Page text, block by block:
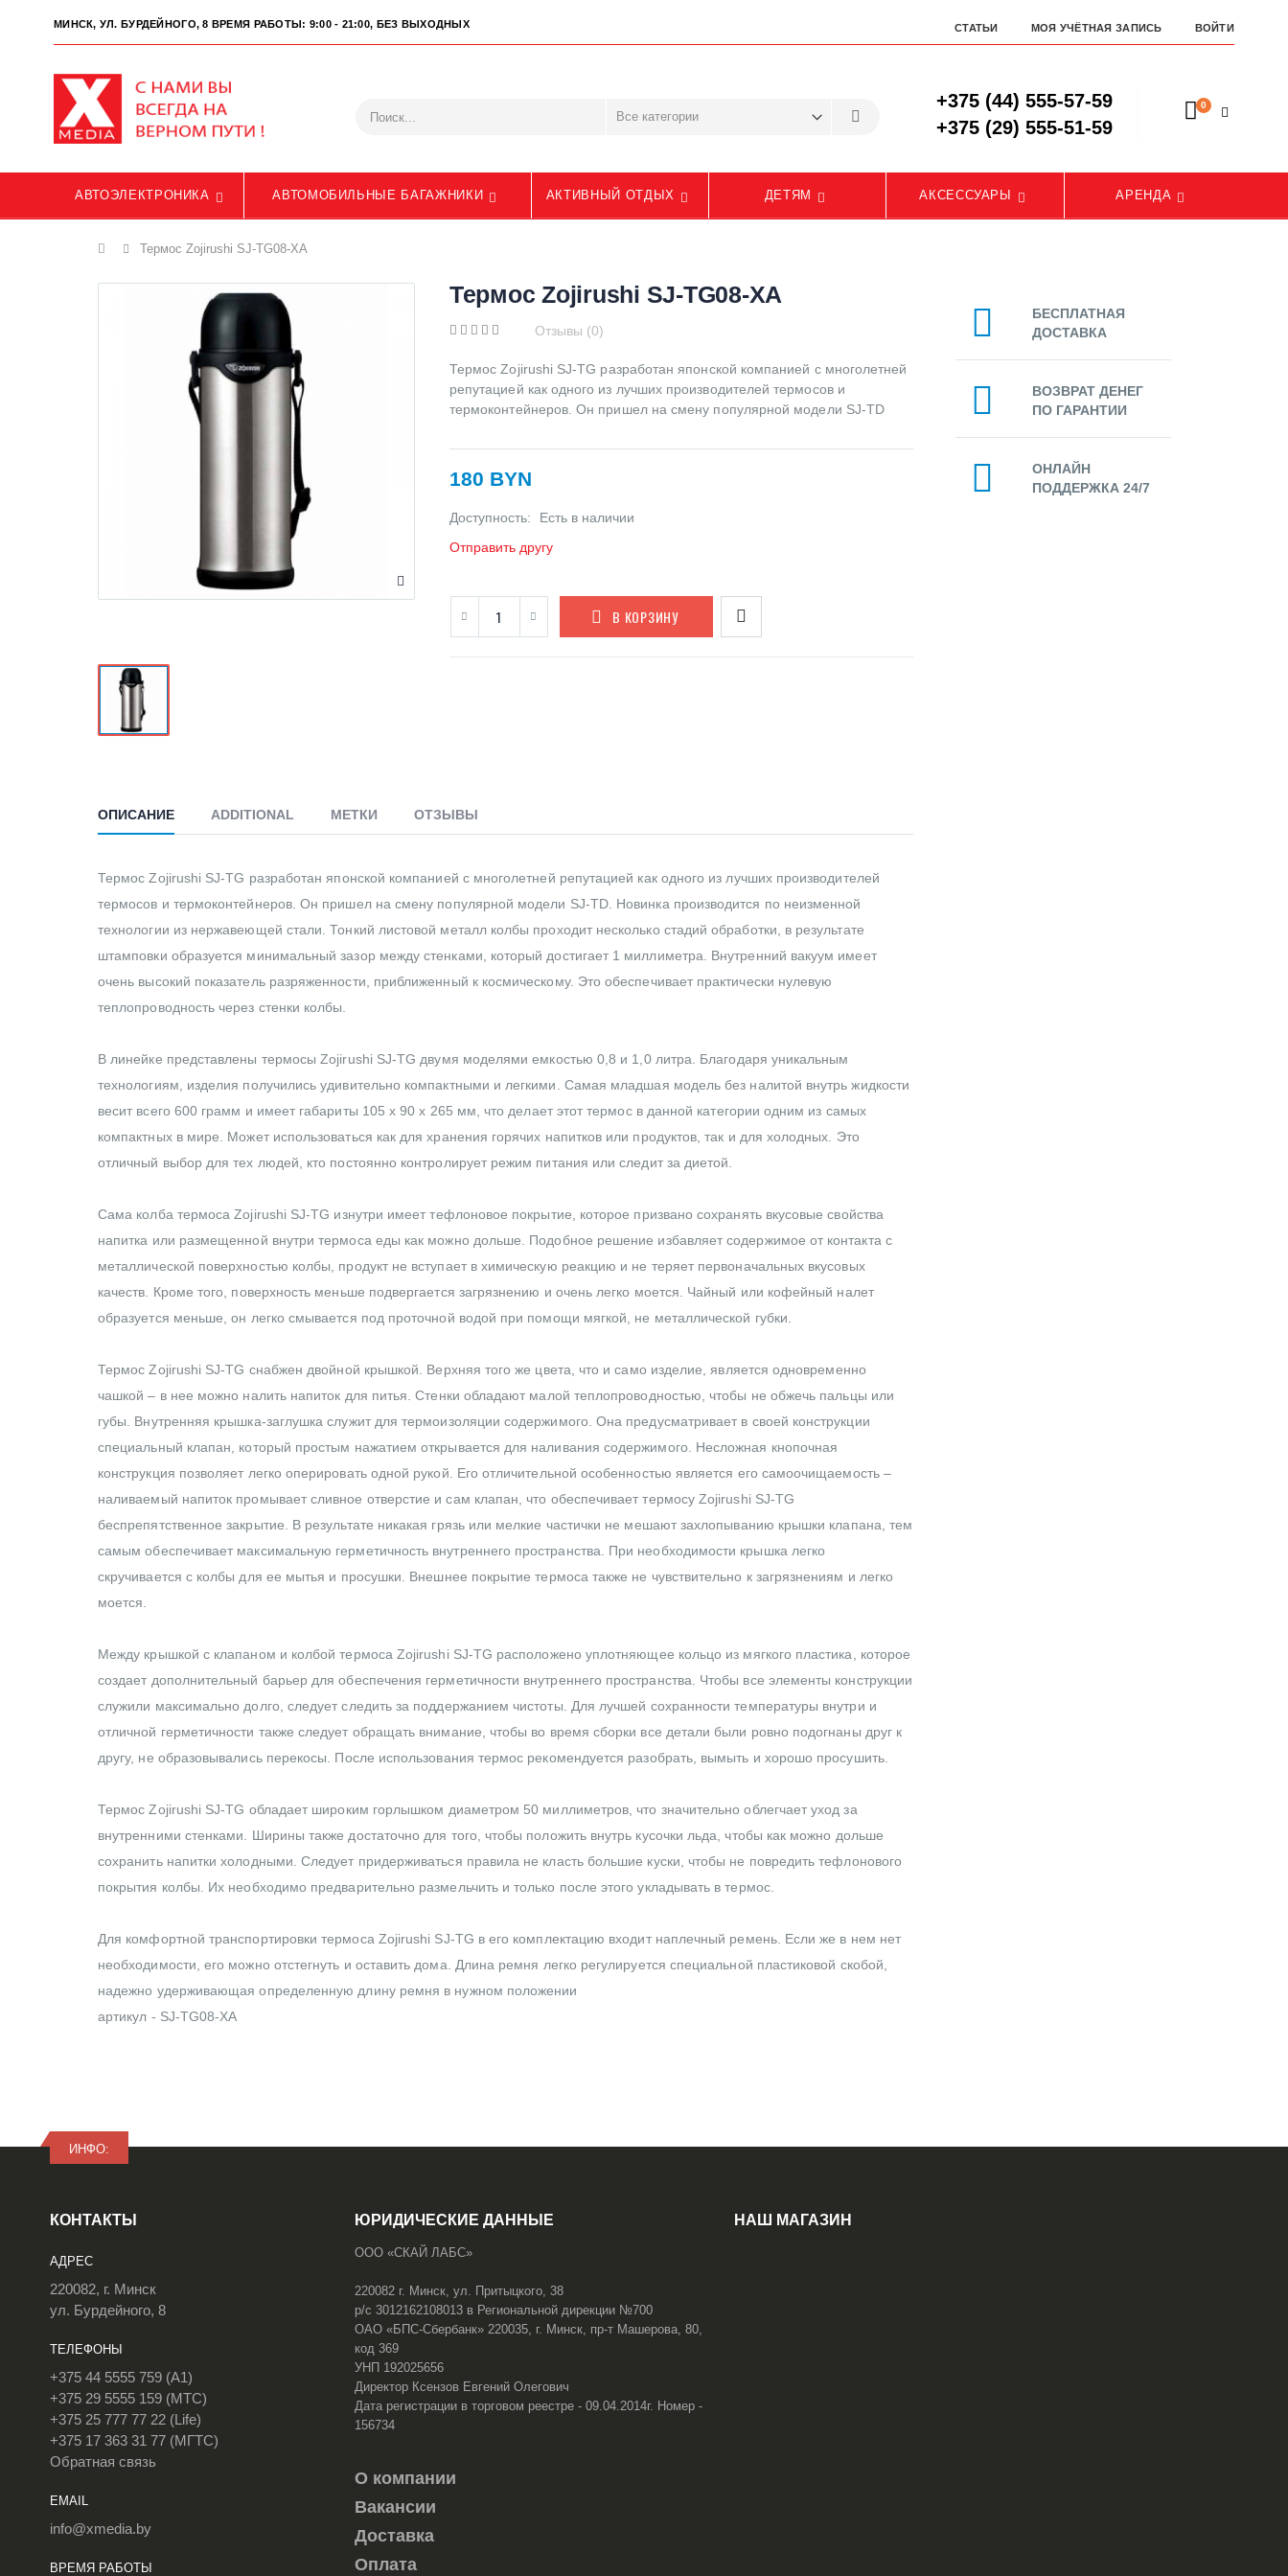
МИНСК, УЛ. БУРДЕЙНОГО, 8 ВРЕМЯ РАБОТЫ: 9:00 - 21:00, БЕЗ ВЫХОДНЫХ СТАТЬИ МОЯ УЧЁТНАЯ ЗАПИСЬ ВОЙТИ
+375 (44) 555-57-59
+375 (29) 555-51-59
0
АВТОЭЛЕКТРОНИКА АВТОМОБИЛЬНЫЕ БАГАЖНИКИ АКТИВНЫЙ ОТДЫХ ДЕТЯМ АКСЕССУАРЫ АРЕНДА
Главная
Термос Zojirushi SJ-TG08-XA
Термос Zojirushi SJ-TG08-XA
Отзывы (0)
Термос Zojirushi SJ-TG разработан японской компанией с многолетней
репутацией как одного из лучших производителей термосов и
термоконтейнеров. Он пришел на смену популярной модели SJ-TD
180 BYN
Доступность:
Есть в наличии
Отправить другу
В КОРЗИНУ
ОПИСАНИЕ ADDITIONAL МЕТКИ ОТЗЫВЫ
Термос Zojirushi SJ-TG разработан японской компанией с многолетней репутацией как одного из лучших производителей
термосов и термоконтейнеров. Он пришел на смену популярной модели SJ-TD. Новинка производится по неизменной
технологии из нержавеющей стали. Тонкий листовой металл колбы проходит несколько стадий обработки, в результате
штамповки образуется минимальный зазор между стенками, который достигает 1 миллиметра. Внутренний вакуум имеет
очень высокий показатель разряженности, приближенный к космическому. Это обеспечивает практически нулевую
теплопроводность через стенки колбы.
В линейке представлены термосы Zojirushi SJ-TG двумя моделями емкостью 0,8 и 1,0 литра. Благодаря уникальным
технологиям, изделия получились удивительно компактными и легкими. Самая младшая модель без налитой внутрь жидкости
весит всего 600 грамм и имеет габариты 105 х 90 х 265 мм, что делает этот термос в данной категории одним из самых
компактных в мире. Может использоваться как для хранения горячих напитков или продуктов, так и для холодных. Это
отличный выбор для тех людей, кто постоянно контролирует режим питания или следит за диетой.
Сама колба термоса Zojirushi SJ-TG изнутри имеет тефлоновое покрытие, которое призвано сохранять вкусовые свойства
напитка или размещенной внутри термоса еды как можно дольше. Подобное решение избавляет содержимое от контакта с
металлической поверхностью колбы, продукт не вступает в химическую реакцию и не теряет первоначальных вкусовых
качеств. Кроме того, поверхность меньше подвергается загрязнению и очень легко моется. Чайный или кофейный налет
образуется меньше, он легко смывается под проточной водой при помощи мягкой, не металлической губки.
Термос Zojirushi SJ-TG снабжен двойной крышкой. Верхняя того же цвета, что и само изделие, является одновременно
чашкой – в нее можно налить напиток для питья. Стенки обладают малой теплопроводностью, чтобы не обжечь пальцы или
губы. Внутренняя крышка-заглушка служит для термоизоляции содержимого. Она предусматривает в своей конструкции
специальный клапан, который простым нажатием открывается для наливания содержимого. Несложная кнопочная
конструкция позволяет легко оперировать одной рукой. Его отличительной особенностью является его самоочищаемость –
наливаемый напиток промывает сливное отверстие и сам клапан, что обеспечивает термосу Zojirushi SJ-TG
беспрепятственное закрытие. В результате никакая грязь или мелкие частички не мешают захлопыванию крышки клапана, тем
самым обеспечивает максимальную герметичность внутреннего пространства. При необходимости крышка легко
скручивается с колбы для ее мытья и просушки. Внешнее покрытие термоса также не чувствительно к загрязнениям и легко
моется.
Между крышкой с клапаном и колбой термоса Zojirushi SJ-TG расположено уплотняющее кольцо из мягкого пластика, которое
создает дополнительный барьер для обеспечения герметичности внутреннего пространства. Чтобы все элементы конструкции
служили максимально долго, следует следить за поддержанием чистоты. Для лучшей сохранности температуры внутри и
отличной герметичности также следует обращать внимание, чтобы во время сборки все детали были ровно подогнаны друг к
другу, не образовывались перекосы. После использования термос рекомендуется разобрать, вымыть и хорошо просушить.
Термос Zojirushi SJ-TG обладает широким горлышком диаметром 50 миллиметров, что значительно облегчает уход за
внутренними стенками. Ширины также достаточно для того, чтобы положить внутрь кусочки льда, чтобы как можно дольше
сохранить напитки холодными. Следует придерживаться правила не класть большие куски, чтобы не повредить тефлонового
покрытия колбы. Их необходимо предварительно размельчить и только после этого укладывать в термос.
Для комфортной транспортировки термоса Zojirushi SJ-TG в его комплектацию входит наплечный ремень. Если же в нем нет
необходимости, его можно отстегнуть и оставить дома. Длина ремня легко регулируется специальной пластиковой скобой,
надежно удерживающая определенную длину ремня в нужном положении
артикул - SJ-TG08-XA
БЕСПЛАТНАЯ
ДОСТАВКА
ВОЗВРАТ ДЕНЕГ
ПО ГАРАНТИИ
ОНЛАЙН
ПОДДЕРЖКА 24/7
ИНФО:
КОНТАКТЫ
АДРЕС
220082, г. Минск
ул. Бурдейного, 8
ТЕЛЕФОНЫ
+375 44 5555 759 (A1)
+375 29 5555 159 (МТС)
+375 25 777 77 22 (Life)
+375 17 363 31 77 (МГТС)
Обратная связь
EMAIL
info@xmedia.by
ВРЕМЯ РАБОТЫ
ЮРИДИЧЕСКИЕ ДАННЫЕ
ООО «СКАЙ ЛАБС»
220082 г. Минск, ул. Притыцкого, 38
р/с 3012162108013 в Региональной дирекции №700
ОАО «БПС-Сбербанк» 220035, г. Минск, пр-т Машерова, 80,
код 369
УНП 192025656
Директор Ксензов Евгений Олегович
Дата регистрации в торговом реестре - 09.04.2014г. Номер -
156734
О компании
Вакансии
Доставка
Оплата
НАШ МАГАЗИН